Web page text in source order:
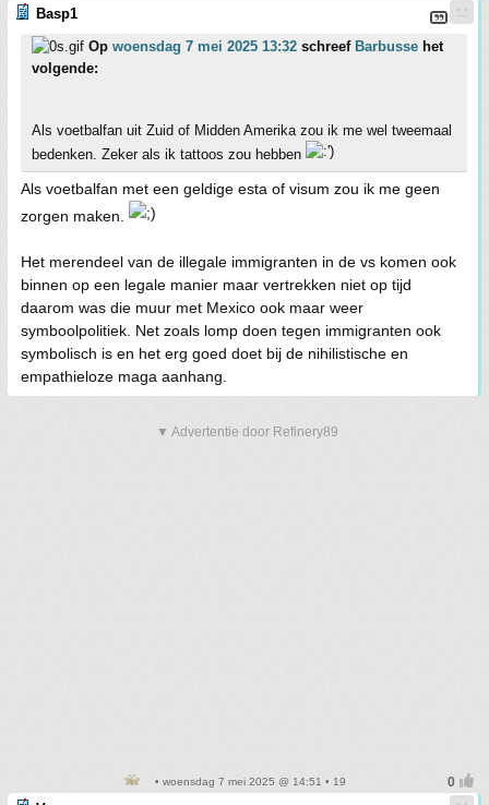
Basp1
Op woensdag 7 mei 2025 13:32 schreef Barbusse het
volgende:
Als voetbalfan uit Zuid of Midden Amerika zou ik me wel tweemaal
bedenken. Zeker als ik tattoos zou hebben
Als voetbalfan met een geldige esta of visum zou ik me geen
zorgen maken.
Het merendeel van de illegale immigranten in de vs komen ook
binnen op een legale manier maar vertrekken niet op tijd
daarom was die muur met Mexico ook maar weer
symboolpolitiek. Net zoals lomp doen tegen immigranten ook
symbolisch is en het erg goed doet bij de nihilistische en
empathieloze maga aanhang.
▼ Advertentie door Refinery89
• woensdag 7 mei 2025 @ 14:51 • 19